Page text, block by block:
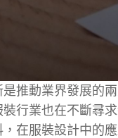
推動業界發展的
行業也在不斷尋
在服裝設計中的